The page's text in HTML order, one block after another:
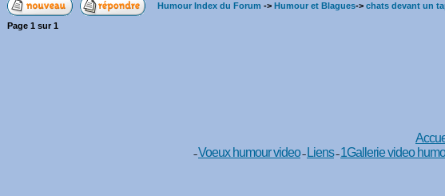
Humour Index du Forum -> Humour et Blagues-> chats devant un
Page 1 sur 1
--Voeux humour video-- Liens--1Gallerie video